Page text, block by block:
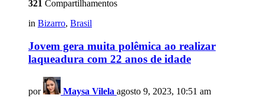
321 Compartilhamentos
in Bizarro, Brasil
Jovem gera muita polêmica ao realizar
laqueadura com 22 anos de idade
por Maysa Vilela agosto 9, 2023, 10:51 am